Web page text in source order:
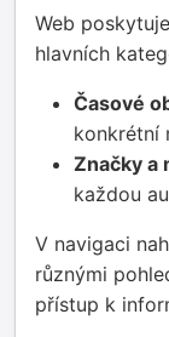
Web
hlavních
Časové
konkrétní
Značky a
každou
V navigaci
různými
přístup k